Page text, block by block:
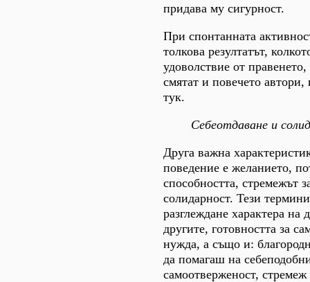
придава му сигурност.
При спонтанната
толкова резултатът,
удоволствие от
смятат и повечето автори,
тук.
Себеотдаване и
Друга важна
поведение е желанието,
способността, стремежът
солидарност. Тези
разглеждане характера на
другите, готовността за
нужда, а също и:
да помагаш на
самоотверженост,